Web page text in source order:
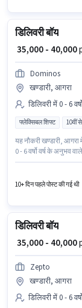
डिलिवरी बॉय
₹ 35,000 - 40,000
Dominos
खण्डारी, आगरा
डिलिवरी में 0 - 6
फ्लेक्सिबल शिफ्ट 10वीं
यह नौकरी खण्डारी,
0 - 6 वर्षो वर्ष के अनुभव
उम्मीदवार इस भूमिका के
10+ दिन पहले पोस्ट की गई थी
डिलिवरी बॉय
₹ 35,000 - 40,000
Zepto
खण्डारी, आगरा
डिलिवरी में 0 - 6